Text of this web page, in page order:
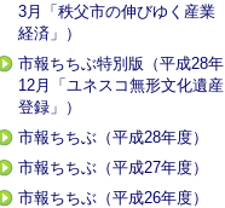
3月「秩父市の伸びゆく産業
経済」）
市報ちちぶ特別版（平成28年
12月「ユネスコ無形文化遺産
登録」）
市報ちちぶ（平成28年度）
市報ちちぶ（平成27年度）
市報ちちぶ（平成26年度）